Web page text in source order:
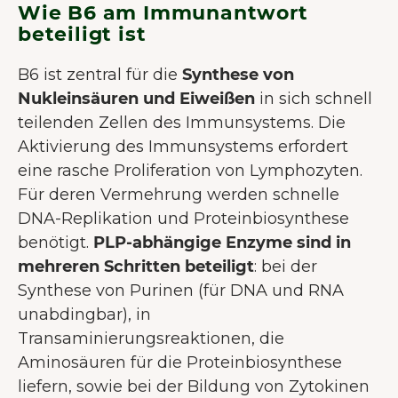
Wie B6 am Immunantwort
beteiligt ist
B6 ist zentral für die Synthese von
Nukleinsäuren und Eiweißen in sich schnell
teilenden Zellen des Immunsystems. Die
Aktivierung des Immunsystems erfordert
eine rasche Proliferation von Lymphozyten.
Für deren Vermehrung werden schnelle
DNA-Replikation und Proteinbiosynthese
benötigt. PLP-abhängige Enzyme sind in
mehreren Schritten beteiligt: bei der
Synthese von Purinen (für DNA und RNA
unabdingbar), in
Transaminierungsreaktionen, die
Aminosäuren für die Proteinbiosynthese
liefern, sowie bei der Bildung von Zytokinen